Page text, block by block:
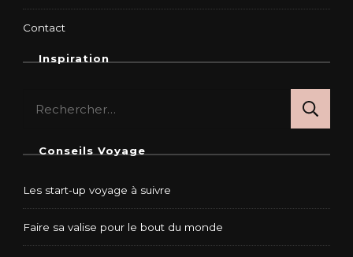
Contact
Inspiration
Conseils Voyage
Les start-up voyage à suivre
Faire sa valise pour le bout du monde